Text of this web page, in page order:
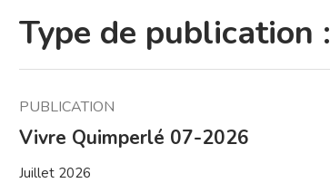
Type de publication :
PUBLICATION
Vivre Quimperlé 07-2026
Juillet 2026